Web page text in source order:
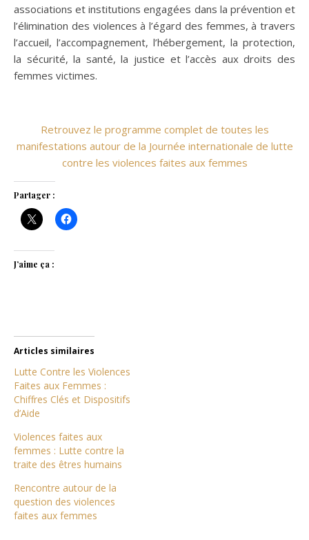
associations et institutions engagées dans la prévention et
l’élimination des violences à l’égard des femmes, à travers
l’accueil, l’accompagnement, l’hébergement, la protection,
la sécurité, la santé, la justice et l’accès aux droits des
femmes victimes.
Retrouvez le programme complet de toutes les
manifestations autour de la Journée internationale de lutte
contre les violences faites aux femmes
Partager :
J’aime ça :
Articles similaires
Lutte Contre les Violences
Faites aux Femmes :
Chiffres Clés et Dispositifs
d’Aide
Violences faites aux
femmes : Lutte contre la
traite des êtres humains
Rencontre autour de la
question des violences
faites aux femmes